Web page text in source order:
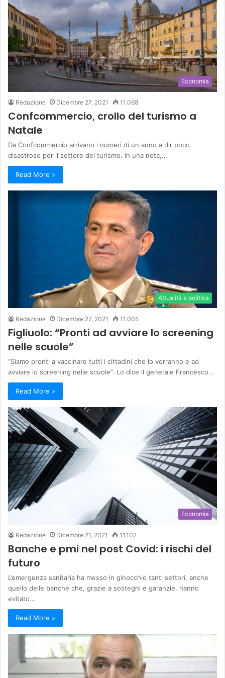
Economia
Redazione Dicembre 27, 2021 11.068
Confcommercio, crollo del turismo a
Natale
Da Confcommercio arrivano i numeri di un anno a dir poco
disastroso per il settore del turismo. In una nota,…
Read More »
Attualità e politica
Redazione Dicembre 27, 2021 11.005
Figliuolo: “Pronti ad avviare lo screening
nelle scuole”
“Siamo pronti a vaccinare tutti i cittadini che lo vorranno e ad
avviare lo screening nelle scuole”. Lo dice il generale Francesco…
Read More »
Economia
Redazione Dicembre 21, 2021 11.102
Banche e pmi nel post Covid: i rischi del
futuro
L’emergenza sanitaria ha messo in ginocchio tanti settori, anche
quello delle banche che, grazie a sostegni e garanzie, hanno
evitato…
Read More »